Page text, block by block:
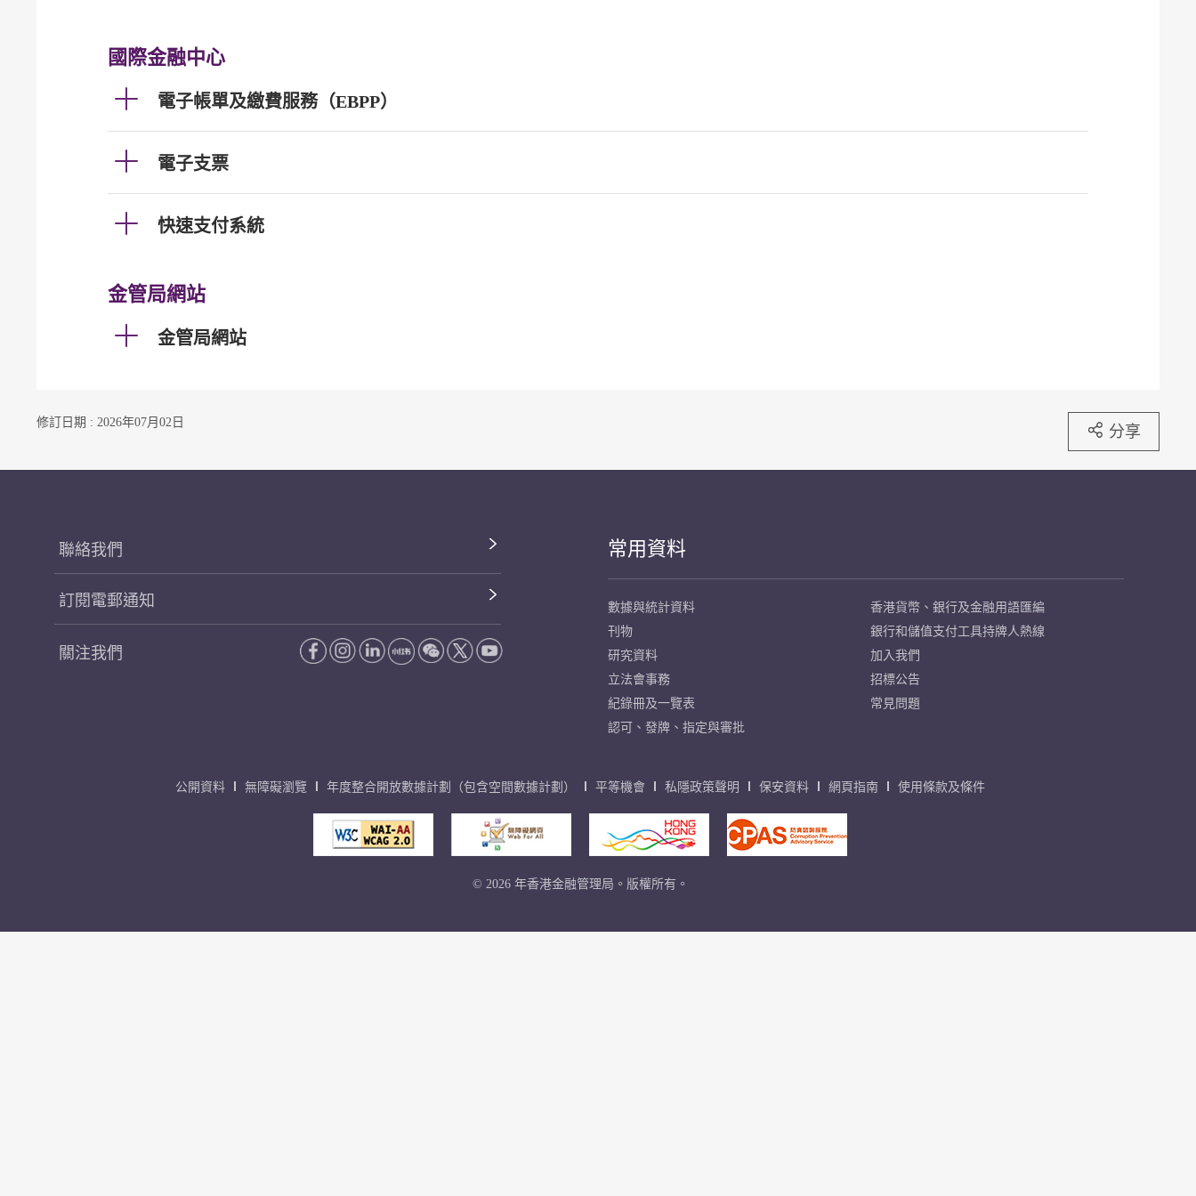
國際金融中心
電子帳單及繳費服務（EBPP）
電子支票
快速支付系統
金管局網站
金管局網站
修訂日期 : 2026年07月02日 分享
聯絡我們
訂閱電郵通知
關注我們
常用資料
數據與統計資料
刊物
研究資料
立法會事務
紀錄冊及一覽表
認可、發牌、指定與審批
香港貨幣、銀行及金融用語匯編
銀行和儲值支付工具持牌人熱線
加入我們
招標公告
常見問題
公開資料 無障礙瀏覽 年度整合開放數據計劃（包含空間數據計劃） 平等機會 私隱政策聲明 保安資料 網頁指南 使用條款及條件
© 2026 年香港金融管理局。版權所有。